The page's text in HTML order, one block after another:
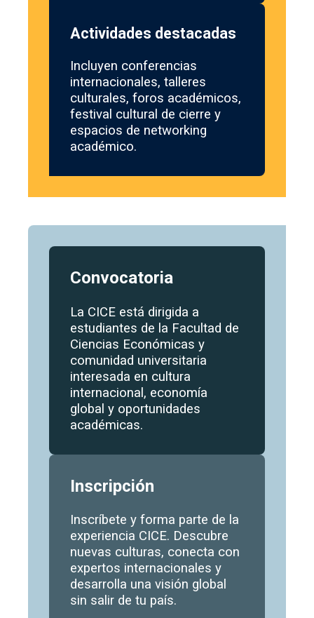
Actividades destacadas
Incluyen conferencias
internacionales, talleres
culturales, foros académicos,
festival cultural de cierre y
espacios de networking
académico.
Convocatoria
La CICE está dirigida a
estudiantes de la Facultad de
Ciencias Económicas y
comunidad universitaria
interesada en cultura
internacional, economía
global y oportunidades
académicas.
Inscripción
Inscríbete y forma parte de la
experiencia CICE. Descubre
nuevas culturas, conecta con
expertos internacionales y
desarrolla una visión global
sin salir de tu país.